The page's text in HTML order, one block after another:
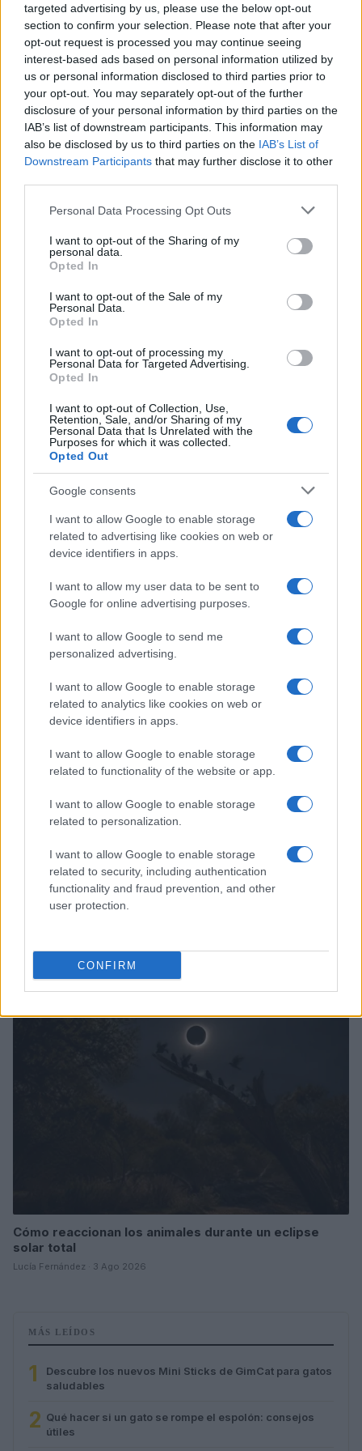
targeted advertising by us, please use the below opt-out
section to confirm your selection. Please note that after your
opt-out request is processed you may continue seeing
interest-based ads based on personal information utilized by
us or personal information disclosed to third parties prior to
your opt-out. You may separately opt-out of the further
disclosure of your personal information by third parties on the
IAB’s list of downstream participants. This information may
also be disclosed by us to third parties on the IAB’s List of
Downstream Participants that may further disclose it to other
Please note that this website/app uses one or more Google
not limited to your visit or usage behaviour. You may click to
grant or deny consent to Google and its third-party tags to
use your data for below specified purposes in below Google
consent section.
Personal Data Processing Opt Outs
I want to opt-out of the Sharing of my
personal data.
Opted In
I want to opt-out of the Sale of my
Personal Data.
Opted In
I want to opt-out of processing my
Personal Data for Targeted Advertising.
Opted In
I want to opt-out of Collection, Use,
Retention, Sale, and/or Sharing of my
Personal Data that Is Unrelated with the
Purposes for which it was collected.
Opted Out
Google consents
I want to allow Google to enable storage
related to advertising like cookies on web or
device identifiers in apps.
I want to allow my user data to be sent to
Google for online advertising purposes.
I want to allow Google to send me
personalized advertising.
I want to allow Google to enable storage
related to analytics like cookies on web or
device identifiers in apps.
I want to allow Google to enable storage
related to functionality of the website or app.
I want to allow Google to enable storage
related to personalization.
I want to allow Google to enable storage
related to security, including authentication
functionality and fraud prevention, and other
user protection.
CONFIRM
Sigue leyendo
OTROS ANIMALES
Métodos éticos para disuadir palomas urbanas sin
dañarlas
OTROS ANIMALES
unidas a las personas vulnerables y sus mascotas
Javier Ortega · 5 Ago 2026
Cómo reaccionan los animales durante un eclipse
solar total
Lucía Fernández · 3 Ago 2026
MÁS LEÍDOS
1
Descubre los nuevos Mini Sticks de GimCat para gatos
saludables
2 Qué hacer si un gato se rompe el espolón: consejos
útiles